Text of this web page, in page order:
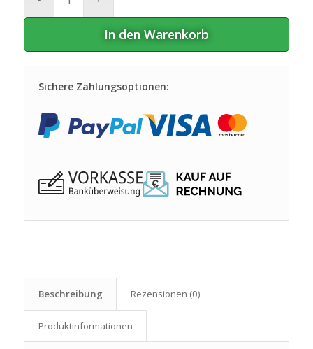
In den Warenkorb
Sichere Zahlungsoptionen:
Beschreibung Rezensionen (0)
Produkt­informationen